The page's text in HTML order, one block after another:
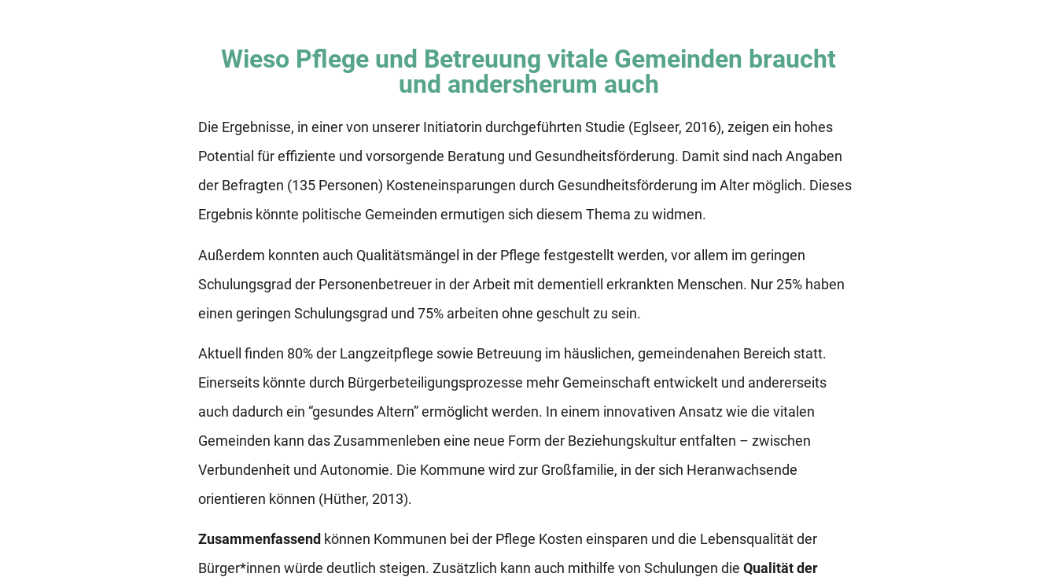
Wieso Pflege und Betreuung vitale Gemeinden braucht
und andersherum auch
Die Ergebnisse, in einer von unserer Initiatorin durchgeführten Studie (Eglseer, 2016), zeigen ein hohes
Potential für effiziente und vorsorgende Beratung und Gesundheitsförderung. Damit sind nach Angaben
der Befragten (135 Personen) Kosteneinsparungen durch Gesundheitsförderung im Alter möglich. Dieses
Ergebnis könnte politische Gemeinden ermutigen sich diesem Thema zu widmen.
Außerdem konnten auch Qualitätsmängel in der Pflege festgestellt werden, vor allem im geringen
Schulungsgrad der Personenbetreuer in der Arbeit mit dementiell erkrankten Menschen. Nur 25% haben
einen geringen Schulungsgrad und 75% arbeiten ohne geschult zu sein.
Aktuell finden 80% der Langzeitpflege sowie Betreuung im häuslichen, gemeindenahen Bereich statt.
Einerseits könnte durch Bürgerbeteiligungsprozesse mehr Gemeinschaft entwickelt und andererseits
auch dadurch ein “gesundes Altern” ermöglicht werden. In einem innovativen Ansatz wie die vitalen
Gemeinden kann das Zusammenleben eine neue Form der Beziehungskultur entfalten – zwischen
Verbundenheit und Autonomie. Die Kommune wird zur Großfamilie, in der sich Heranwachsende
orientieren können (Hüther, 2013).
Zusammenfassend können Kommunen bei der Pflege Kosten einsparen und die Lebensqualität der
Bürger*innen würde deutlich steigen. Zusätzlich kann auch mithilfe von Schulungen die Qualität der